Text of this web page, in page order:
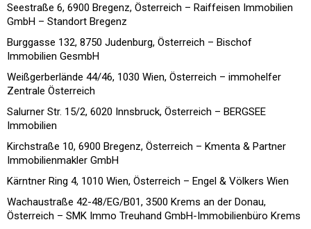
Seestraße 6, 6900 Bregenz, Österreich – Raiffeisen Immobilien
GmbH – Standort Bregenz
Burggasse 132, 8750 Judenburg, Österreich – Bischof
Immobilien GesmbH
Weißgerberlände 44/46, 1030 Wien, Österreich – immohelfer
Zentrale Österreich
Salurner Str. 15/2, 6020 Innsbruck, Österreich – BERGSEE
Immobilien
Kirchstraße 10, 6900 Bregenz, Österreich – Kmenta & Partner
Immobilienmakler GmbH
Kärntner Ring 4, 1010 Wien, Österreich – Engel & Völkers Wien
Wachaustraße 42-48/EG/B01, 3500 Krems an der Donau,
Österreich – SMK Immo Treuhand GmbH-Immobilienbüro Krems